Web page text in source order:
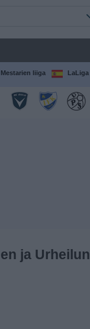
Mestarien liiga LaLiga
ja Urheilun